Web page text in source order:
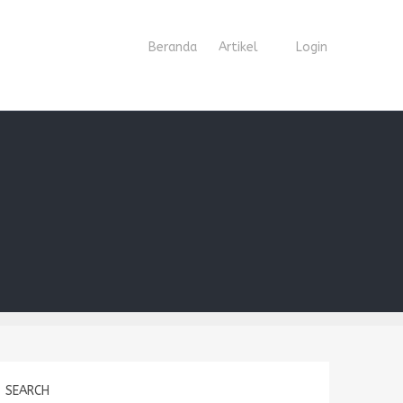
Beranda Artikel Login
SEARCH